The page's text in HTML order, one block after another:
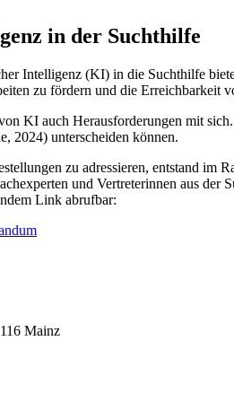
in der Suchthilfe
Intelligenz (KI) in die Suchthilfe
zu fördern und die Erreichbarkeit
KI auch Herausforderungen mit
2024) unterscheiden können.
zu adressieren, entstand
und Vertreterinnen aus
Link abrufbar:
Mainz